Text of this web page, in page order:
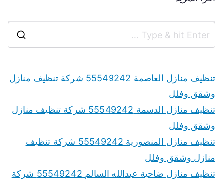
تنظيف منازل العاصمة 55549242 شركة تنظيف منازل
وشقق وفلل
تنظيف منازل الدسمة 55549242 شركة تنظيف منازل
وشقق وفلل
تنظيف منازل المنصورية 55549242 شركة تنظيف
منازل وشقق وفلل
تنظيف منازل ضاحية عبدالله السالم 55549242 شركة